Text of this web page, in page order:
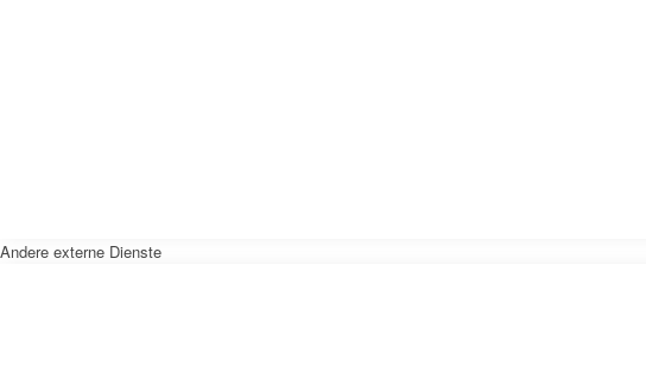
Andere externe Dienste